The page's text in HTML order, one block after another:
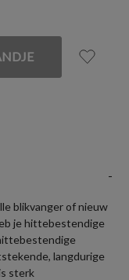
-
blikvanger of nieuw
je hittebestendige
langdurige
sterk